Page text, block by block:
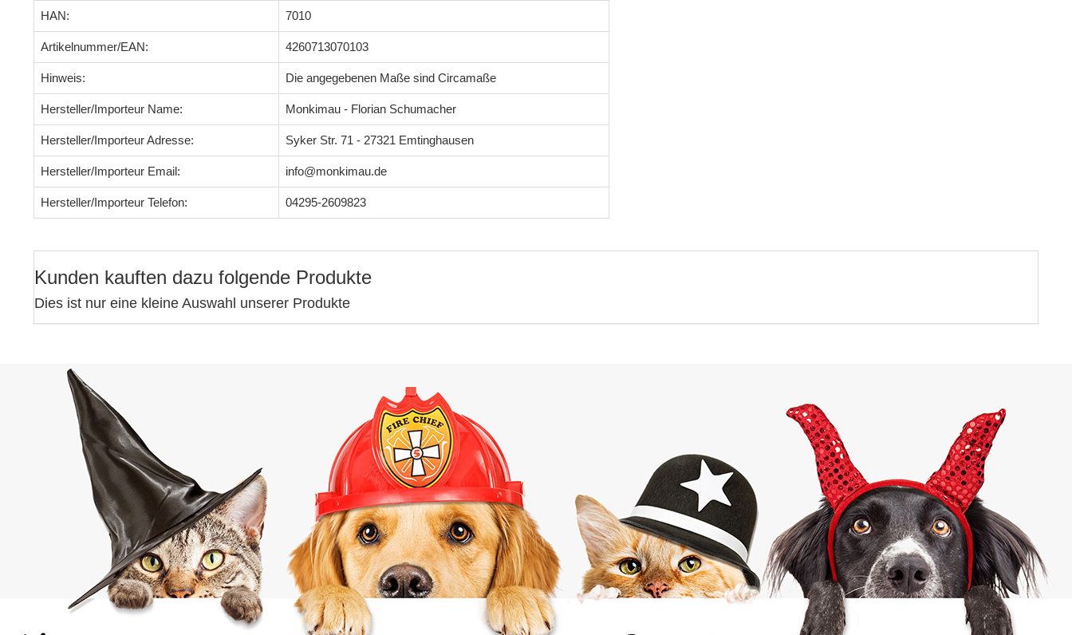
HAN: 7010
Artikelnummer/EAN: 4260713070103
Hinweis: Die angegebenen Maße sind Circamaße
Hersteller/Importeur Name: Monkimau - Florian Schumacher
Hersteller/Importeur Adresse: Syker Str. 71 - 27321 Emtinghausen
Hersteller/Importeur Email: info@monkimau.de
Hersteller/Importeur Telefon: 04295-2609823
Kunden kauften dazu folgende Produkte
Dies ist nur eine kleine Auswahl unserer Produkte